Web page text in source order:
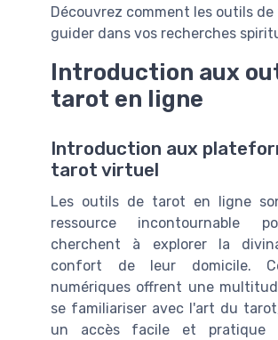
Découvrez comment les outils
guider dans vos recherches
Introduction aux
tarot en ligne
Introduction aux
tarot virtuel
Les outils de tarot en ligne
ressource incontournable
cherchent à explorer la
confort de leur domicile.
numériques offrent une
se familiariser avec l'art du
un accès facile et pratique